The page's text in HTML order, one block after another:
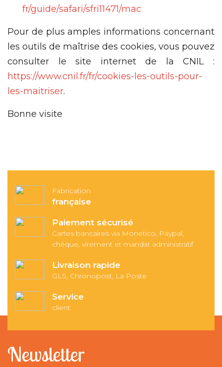
fr/guide/safari/sfri11471/mac
Pour de plus amples informations concernant
les outils de maîtrise des cookies, vous pouvez
consulter le site internet de la CNIL :
https://www.cnil.fr/fr/cookies-les-outils-pour-
les-maitriser.
Bonne visite
Fabrication
française
Paiement sécurisé
Cartes bancaires via Monetico, Paypal,
chèque, virement et mandat administratif
Livraison rapide
GLS, Chronopost, La Poste
Service
client
Newsletter